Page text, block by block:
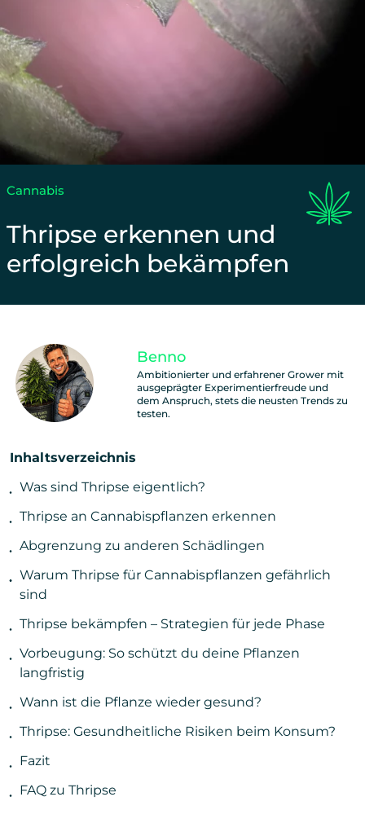
Cannabis
Thripse erkennen und
erfolgreich bekämpfen
Inhaltsverzeichnis
Was sind Thripse eigentlich?
Thripse an Cannabispflanzen erkennen
Abgrenzung zu anderen Schädlingen
Warum Thripse für Cannabispflanzen gefährlich
sind
Thripse bekämpfen – Strategien für jede Phase
Vorbeugung: So schützt du deine Pflanzen
langfristig
Wann ist die Pflanze wieder gesund?
Thripse: Gesundheitliche Risiken beim Konsum?
Fazit
FAQ zu Thripse
Benno
Ambitionierter und erfahrener Grower mit
ausgeprägter Experimentierfreude und
dem Anspruch, stets die neusten Trends zu
testen.
Unterstütze unsere Arbeit und teile diesen Beitrag